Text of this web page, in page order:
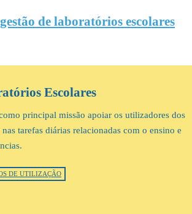
de laboratórios escolares
Escolares
principal missão apoiar os utilizadores dos
tarefas diárias relacionadas com o ensino e
DE UTILIZAÇÃO